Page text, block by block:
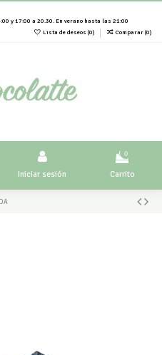
y 17:00 a 20.30. En verano hasta las 21:00
Lista de deseos (0) Comparar (0)
Iniciar sesión
0
Carrito